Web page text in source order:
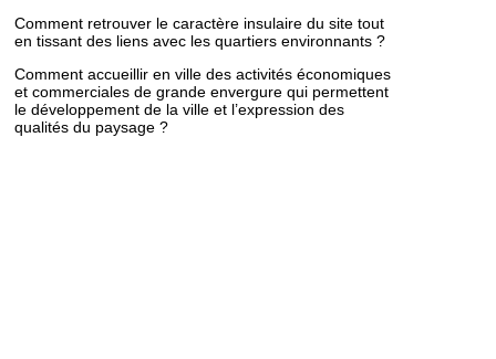
Comment retrouver le caractère insulaire du site tout
en tissant des liens avec les quartiers environnants ?
Comment accueillir en ville des activités économiques
et commerciales de grande envergure qui permettent
le développement de la ville et l’expression des
qualités du paysage ?